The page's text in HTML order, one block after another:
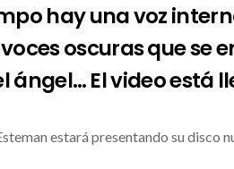
hay una voz
oscuras que se
ángel… El video está
estará presentando su disco